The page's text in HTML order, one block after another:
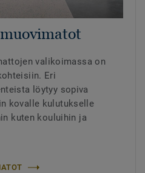
valikoimassa on
Eri
löytyy sopiva
kovalle kulutukselle
kuten kouluihin ja